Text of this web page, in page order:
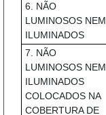
6. NÃO
LUMINOSOS NEM
ILUMINADOS
7. NÃO
LUMINOSOS NEM
ILUMINADOS
COLOCADOS NA
COBERTURA DE